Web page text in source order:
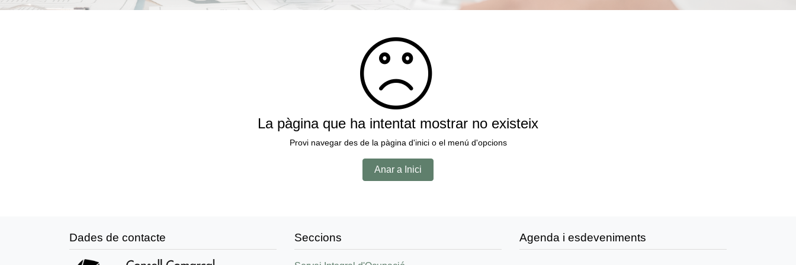
La pàgina que ha intentat mostrar no existeix
Provi navegar des de la pàgina d'inici o el menú d'opcions
Anar a Inici
Dades de contacte Seccions Agenda i esdeveniments